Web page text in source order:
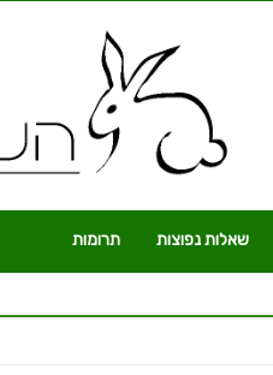
שאלות נפוצות תרומות